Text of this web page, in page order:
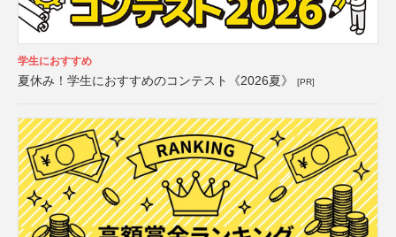
学生におすすめ
夏休み！学生におすすめのコンテスト《2026夏》 [PR]